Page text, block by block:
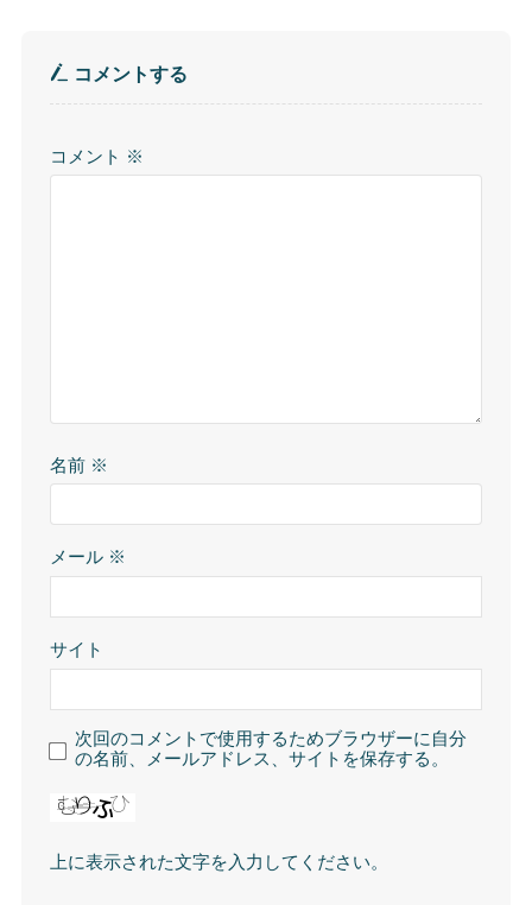
コメントする
コメント ※
名前 ※
メール ※
サイト
次回のコメントで使用するためブラウザーに自分
の名前、メールアドレス、サイトを保存する。
上に表示された文字を入力してください。